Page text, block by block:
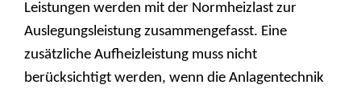
Leistungen werden mit der Normheizlast zur
Auslegungsleistung zusammengefasst. Eine
zusätzliche Aufheizleistung muss nicht
berücksichtigt werden, wenn die Anlagentechnik